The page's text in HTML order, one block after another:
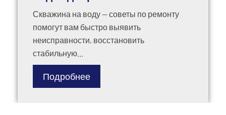
Скважина на воду — советы по ремонту
помогут вам быстро выявить
неисправности, восстановить
стабильную...
Подробнее